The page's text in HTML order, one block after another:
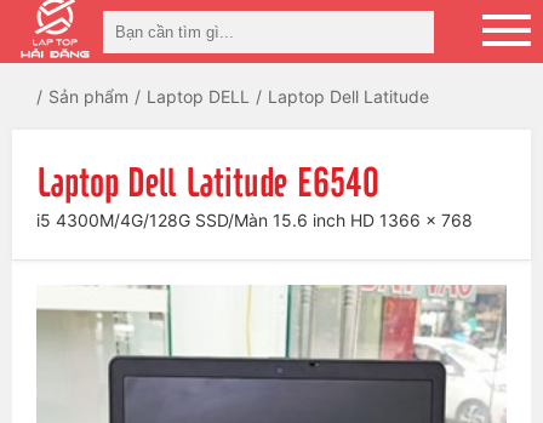
Sản phẩm Laptop DELL Laptop Dell Latitude
Laptop Dell Latitude E6540
i5 4300M/4G/128G SSD/Màn 15.6 inch HD 1366 x 768